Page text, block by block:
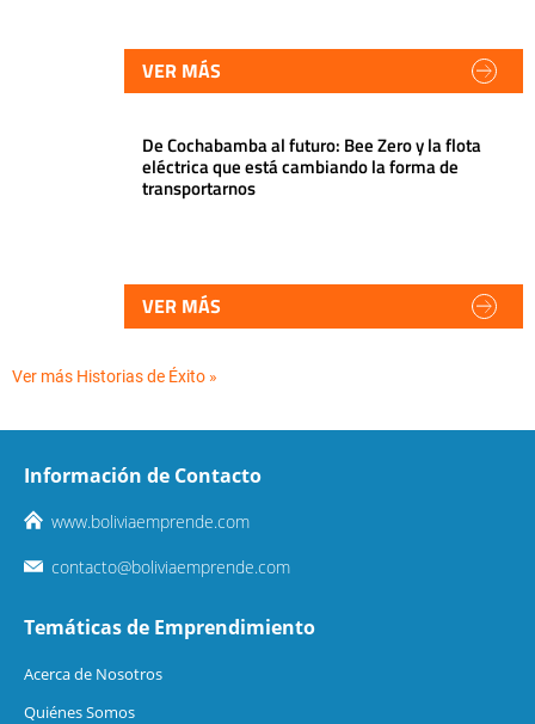
VER MÁS
De Cochabamba al futuro: Bee Zero y la flota
eléctrica que está cambiando la forma de
transportarnos
VER MÁS
Ver más Historias de Éxito »
Información de Contacto
www.boliviaemprende.com
contacto@boliviaemprende.com
Temáticas de Emprendimiento
Acerca de Nosotros
Quiénes Somos